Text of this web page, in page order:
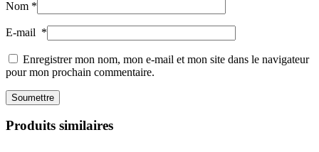
Nom *
E-mail *
Enregistrer mon nom, mon e-mail et mon site dans le navigateur
pour mon prochain commentaire.
Produits similaires